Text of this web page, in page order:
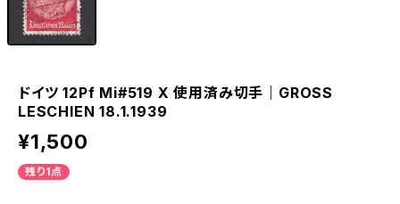
ドイツ 12Pf Mi#519 X 使用済み切手｜GROSS
LESCHIEN 18.1.1939
¥1,500
残り1点